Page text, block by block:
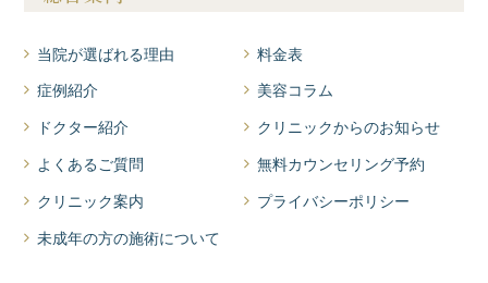
当院が選ばれる理由
症例紹介
ドクター紹介
よくあるご質問
クリニック案内
未成年の方の施術について
料金表
美容コラム
クリニックからのお知らせ
無料カウンセリング予約
プライバシーポリシー